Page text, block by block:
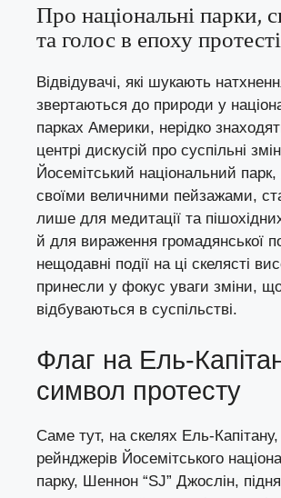
Про національні парки,
та голос в епоху
Відвідувачі, які шукають
звертаються до природи у
парках Америки, нерідко
центрі дискусій про суспільні
Йосемітський національний
своїми величними пейзажами,
лише для медитації та
й для вираження громадянської
нещодавні події на ці скелясті
принесли у фокус уваги зміни,
відбуваються в суспільстві.
Флаг на Ель-
символ протесту
Саме тут, на скелях Ель-
рейнджерів Йосемітського
парку, Шеннон “SJ” Джослін,